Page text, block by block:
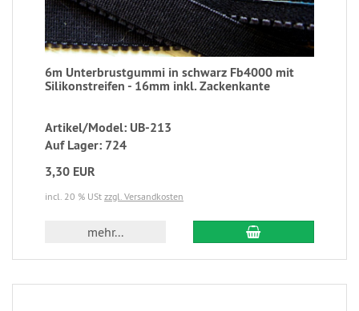
6m Unterbrustgummi in schwarz Fb4000 mit
Silikonstreifen - 16mm inkl. Zackenkante
Artikel/Model: UB-213
Auf Lager: 724
3,30 EUR
incl. 20 % USt zzgl. Versandkosten
mehr...